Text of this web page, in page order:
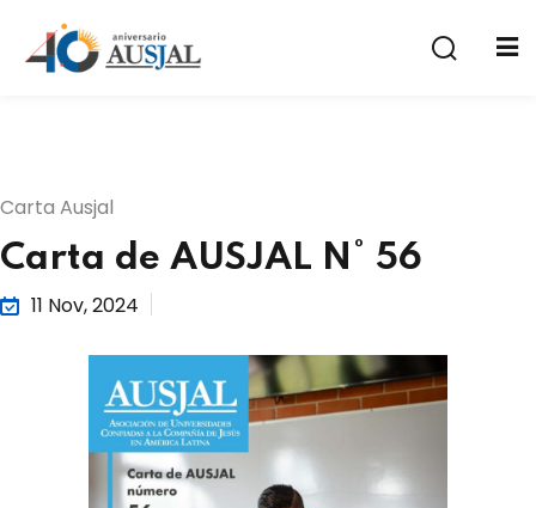
Carta Ausjal
Carta de AUSJAL N° 56
11 Nov, 2024